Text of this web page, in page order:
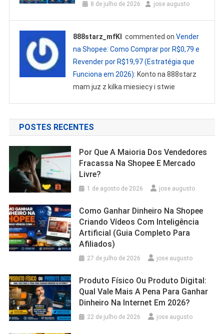
8 de julho de 2026 jose augusto
888starz_mfKl commented onVender
na Shopee: Como Comprar por R$0,79 e
Revender por R$19,97 (Estratégia que
Funciona em 2026): Konto na 888starz
mam juz z kilka miesiecy i stwie
POSTES RECENTES
Por Que A Maioria Dos Vendedores
Fracassa Na Shopee E Mercado
Livre?
1 de agosto de 2026 jose augusto
Como Ganhar Dinheiro Na Shopee
Criando Vídeos Com Inteligência
Artificial (Guia Completo Para
Afiliados)
27 de julho de 2026 jose augusto
Produto Físico Ou Produto Digital:
Qual Vale Mais A Pena Para Ganhar
Dinheiro Na Internet Em 2026?
22 de julho de 2026 jose augusto